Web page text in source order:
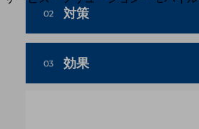
サービス・ソリューションTOP
カテゴリーで探す
カテゴリーで探すTOP
対策
効果